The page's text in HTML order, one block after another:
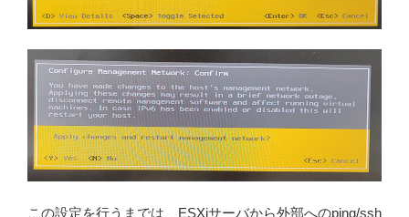
この設定を行うまでは、ESXiサーバから外部へのping/ssh